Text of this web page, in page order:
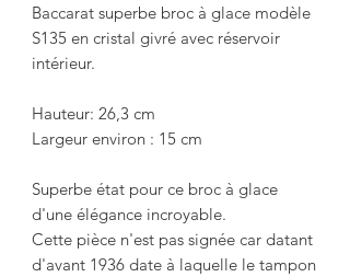
Baccarat superbe broc à glace modèle
S135 en cristal givré avec réservoir
intérieur.
Hauteur: 26,3 cm
Largeur environ : 15 cm
Superbe état pour ce broc à glace
d'une élégance incroyable.
Cette pièce n'est pas signée car datant
d'avant 1936 date à laquelle le tampon